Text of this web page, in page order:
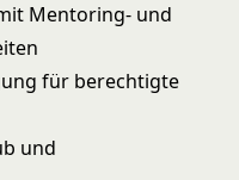
Mentoring- und
für berechtigte
und